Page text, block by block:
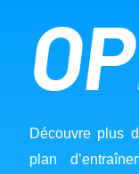
Découvre plus
plan